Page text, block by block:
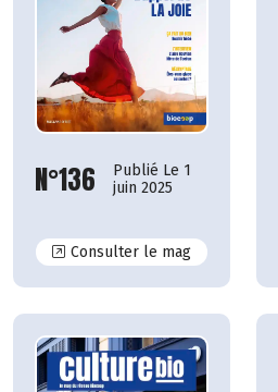
N°136
Publié Le 1
juin 2025
Consulter le magN°136